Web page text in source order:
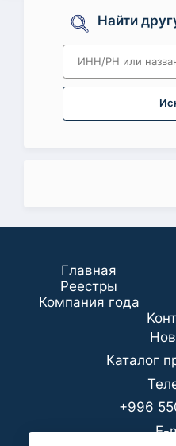
Найти
Главная
Реестры
Компания года
Каталог
+996
E-